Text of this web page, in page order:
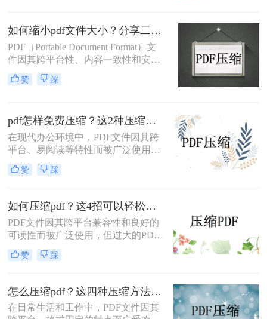
如何缩小pdf文件大小？分享二种实用高效的压缩方法！
PDF（Portable Document Format）文
件因其跨平台性、内容一致性和安全
性而被广泛使用。然而，过大的PDF
文件可能会给传输和存储带来不便。
法。
赞 踩
pdf怎样免费压缩？这2种压缩方法可以尝试！
在现代办公环境中，PDF文件因其跨
平台、易阅读等特性而被广泛使用。
然而，当PDF文件体积过大时，会给
存储和传输带来诸多不便。因此，掌
文将详细介绍两种简单且免费的方法
来压缩PDF文件。
赞 踩
如何压缩pdf？这4招可以轻松压缩！
PDF文件因其跨平台兼容性和良好的
可读性而被广泛使用，但过大的PDF
文件可能会给存储和传输带来不便。
那么如何压缩pdf呢？本文将介绍四种
赞 踩
怎么压缩pdf？这四种压缩方法快来学！
在日常生活和工作中，PDF文件因其